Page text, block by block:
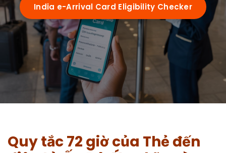
Visa Types
e-arrival card vs eVisa
Who Needs It
OCI Cardholders
Guides
72-Hour Rule
QR Code Guide
By Nationality
US Citizens
Airports
India e-Arrival Card Eligibility Checker
Quy tắc 72 giờ của Thẻ đến